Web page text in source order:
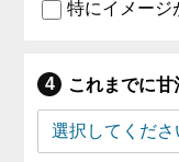
特にイメージ
これまでに甘